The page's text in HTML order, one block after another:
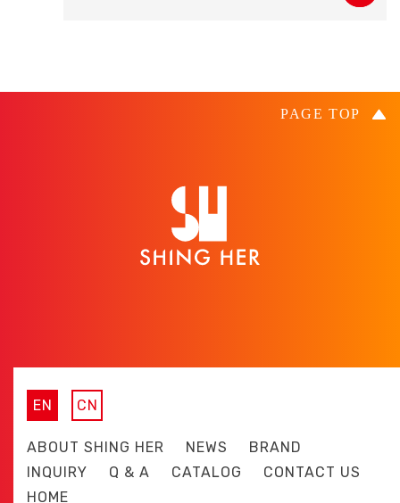
EN CN
ABOUT SHING HER NEWS
BRAND
INQUIRY
Q & A CATALOG
CONTACT US
HOME